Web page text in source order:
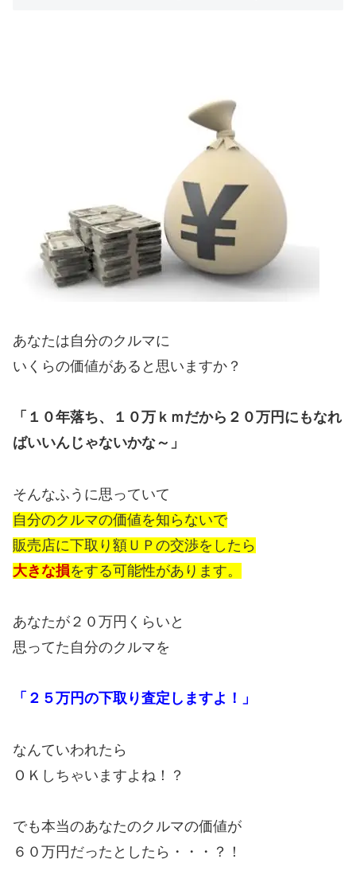
あなたは自分のクルマに
いくらの価値があると思いますか？
「１０年落ち、１０万ｋｍだから２０万円にもなれ
ばいいんじゃないかな～」
そんなふうに思っていて
自分のクルマの価値を知らないで
販売店に下取り額ＵＰの交渉をしたら
大きな損をする可能性があります。
あなたが２０万円くらいと
思ってた自分のクルマを
「２５万円の下取り査定しますよ！」
なんていわれたら
ＯＫしちゃいますよね！？
でも本当のあなたのクルマの価値が
６０万円だったとしたら・・・？！